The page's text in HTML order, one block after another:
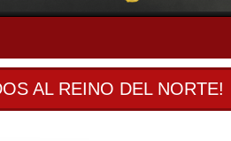
AL REINO DEL NORTE!